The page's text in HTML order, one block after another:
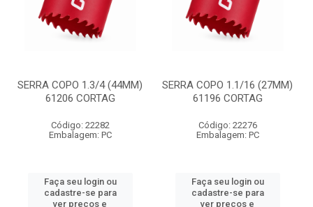
SERRA COPO 1.3/4 (44MM)
61206 CORTAG
Código: 22282
Embalagem: PC
Faça seu login ou
cadastre-se para
ver preços e
SERRA COPO 1.1/16 (27MM)
61196 CORTAG
Código: 22276
Embalagem: PC
Faça seu login ou
cadastre-se para
ver preços e